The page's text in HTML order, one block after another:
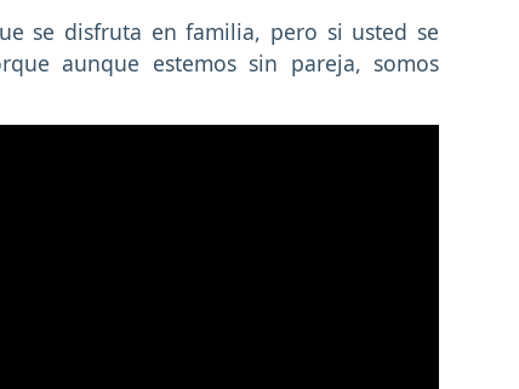
se disfruta en familia, pero si usted se
aunque estemos sin pareja, somos